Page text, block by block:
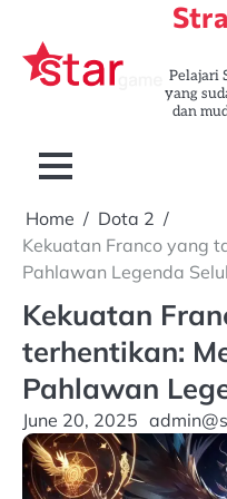
content
Pelajari
yang
dan
Home
Dota 2
Kekuatan Franco yang
Pahlawan Legenda
Kekuatan
terhentikan:
Pahlawan
June 20, 2025